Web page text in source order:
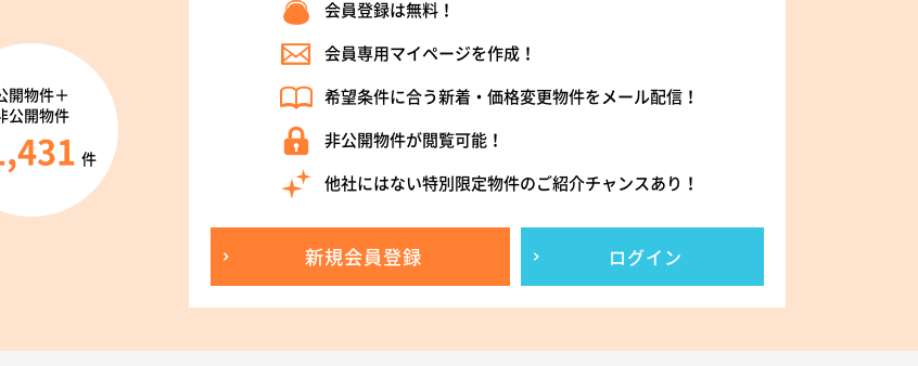
開物件＋
公開物件
件
会員登録は無料！
会員専用マイページを作成！
希望条件に合う新着・価格変更物件をメール配信！
非公開物件が閲覧可能！
他社にはない特別限定物件のご紹介チャンスあり！
新規会員登録 ログイン